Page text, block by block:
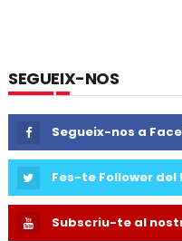
SEGUEIX-NOS
Segueix-nos a
Fes-te Follower del
Subscriu-te al